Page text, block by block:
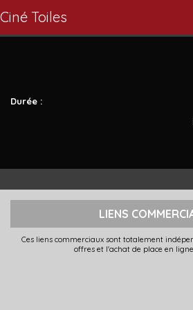
Ciné Toiles
Durée :
LIENS
Ces liens commerciaux sont totalement
offres et l'achat de place en